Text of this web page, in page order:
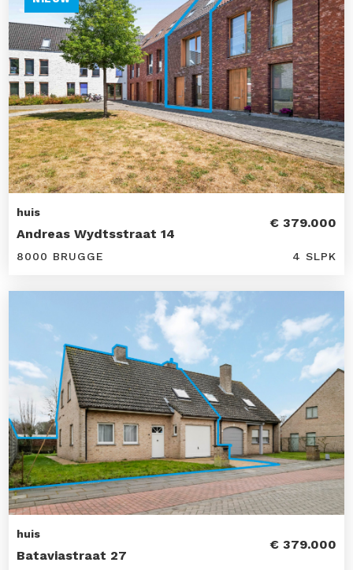
huis
Andreas Wydtsstraat 14
€ 379.000
8000 BRUGGE 4 SLPK
huis
Bataviastraat 27
€ 379.000